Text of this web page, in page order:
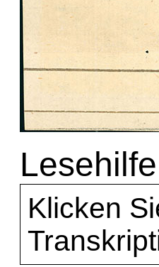
Lesehilfe
Klicken